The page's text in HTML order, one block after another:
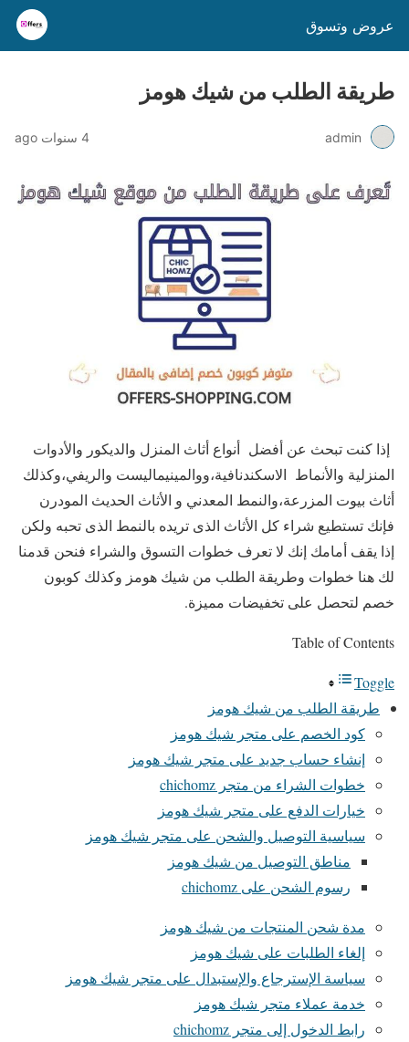
عروض وتسوق
طريقة الطلب من شيك هومز
admin 4 سنوات ago
إذا كنت تبحث عن أفضل أنواع أثاث المنزل والديكور والأدوات
المنزلية والأنماط الاسكندنافية،ووالمينيماليست والريفي،وكذلك
أثاث بيوت المزرعة،والنمط المعدني و الأثاث الحديث المودرن
فإنك تستطيع شراء كل الأثاث الذى تريده بالنمط الذى تحبه ولكن
إذا يقف أمامك إنك لا تعرف خطوات التسوق والشراء فنحن قدمنا
لك هنا خطوات وطريقة الطلب من شيك هومز وكذلك كوبون
خصم لتحصل على تخفيضات مميزة.
Table of Contents
Toggle
طريقة الطلب من شيك هومز
كود الخصم على متجر شيك هومز
إنشاء حساب جديد على متجر شيك هومز
خطوات الشراء من متجر chichomz
خيارات الدفع على متجر شيك هومز
سياسية التوصيل والشحن على متجر شيك هومز
مناطق التوصيل من شيك هومز
رسوم الشحن على chichomz
مدة شحن المنتجات من شيك هومز
إلغاء الطلبات على شيك هومز
سياسة الإسترجاع والإستبدال على متجر شيك هومز
خدمة عملاء متجر شيك هومز
رابط الدخول إلى متجر chichomz